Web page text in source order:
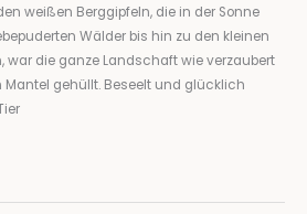
weißen Berggipfeln, die in der Sonne
Wälder bis hin zu den kleinen
war die ganze Landschaft wie verzaubert
gehüllt. Beseelt und glücklich